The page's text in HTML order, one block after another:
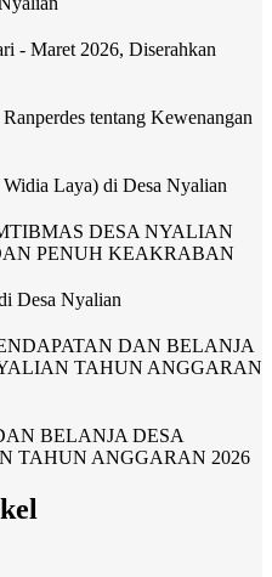
- Maret 2026, Diserahkan
tentang Kewenangan
Laya) di Desa Nyalian
DESA NYALIAN
PENUH KEAKRABAN
Desa Nyalian
DAN BELANJA
TAHUN ANGGARAN
BELANJA DESA
TAHUN ANGGARAN 2026